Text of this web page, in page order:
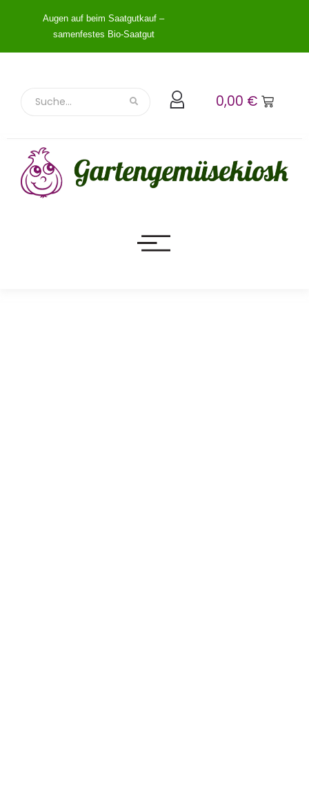
Augen auf beim Saatgutkauf –
samenfestes Bio-Saatgut
0,00 €